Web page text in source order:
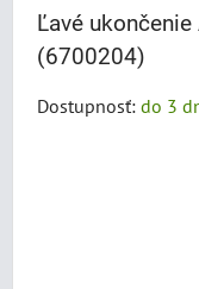
Ľavé
(6700204)
Dostupnosť: do 3